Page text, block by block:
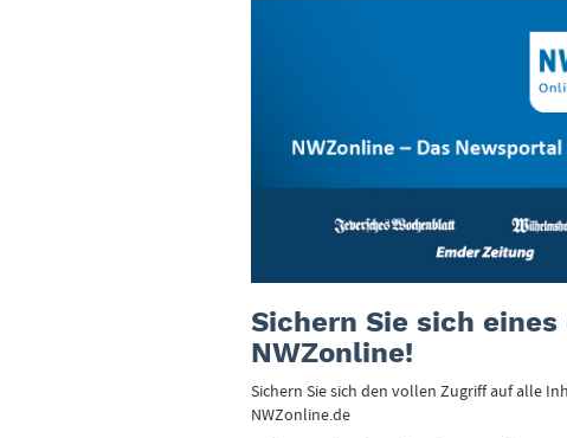
Sichern Sie sich
NWZonline!
Sichern Sie sich den vollen Zugriff auf alle
NWZonline.de